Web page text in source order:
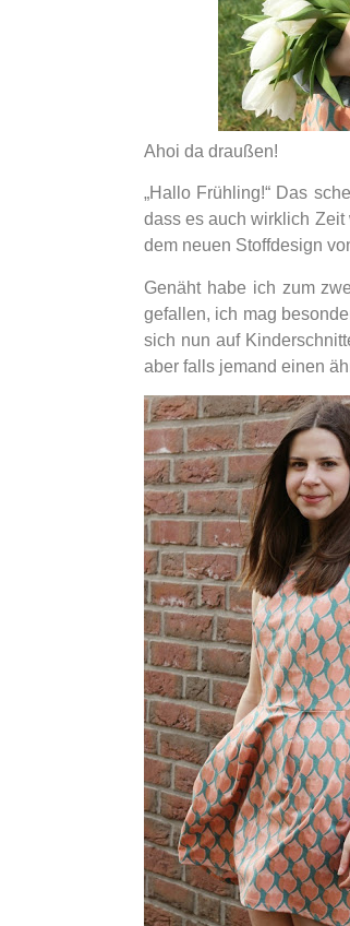
Ahoi da draußen!
„Hallo Frühling!“ Das
dass es auch wirklich
dem neuen Stoffdesign
Genäht habe ich zum
gefallen, ich mag
sich nun auf
aber falls jemand einen